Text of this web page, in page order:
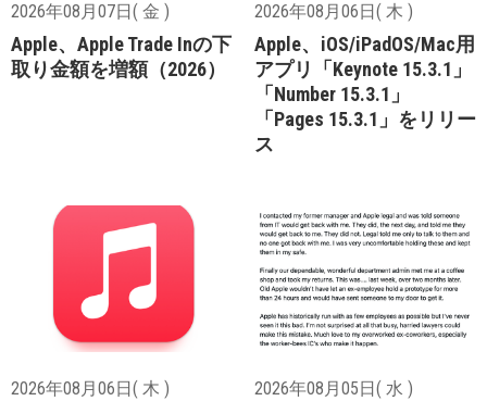
2026年08月07日( 金 )
Apple、Apple Trade Inの下
取り金額を増額（2026）
2026年08月06日( 木 )
Apple、iOS/iPadOS/Mac用
アプリ「Keynote 15.3.1」
「Number 15.3.1」
「Pages 15.3.1」をリリー
ス
2026年08月06日( 木 ) 2026年08月05日( 水 )